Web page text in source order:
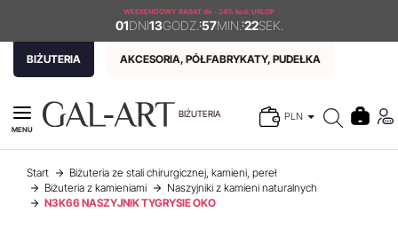
WEEKENDOWY RABAT do - 24% kod: URLOP
01DNI13GODZ. :57MIN. :22SEK.
BIŻUTERIA AKCESORIA, PÓŁFABRYKATY, PUDEŁKA
BIŻUTERIA PLN
MENU
Start
Biżuteria ze stali chirurgicznej, kamieni, pereł
Biżuteria z kamieniami
Naszyjniki z kamieni naturalnych
N3K66 NASZYJNIK TYGRYSIE OKO